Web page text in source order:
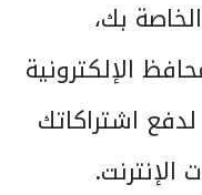
بك،
الإلكترونية
اشتراكاتك
الإنترنت.